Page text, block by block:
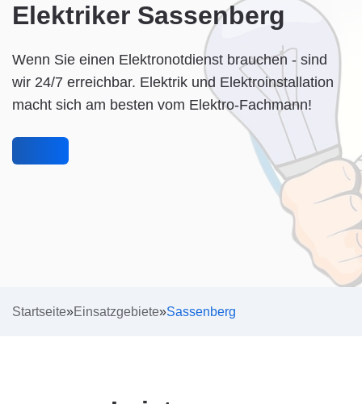
Elektriker Sassenberg
Wenn Sie einen Elektronotdienst brauchen - sind
wir 24/7 erreichbar. Elektrik und Elektroinstallation
macht sich am besten vom Elektro-Fachmann!
Startseite»Einsatzgebiete»Sassenberg